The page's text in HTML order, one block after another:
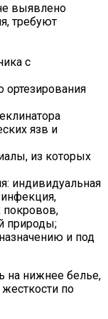
выявлено
требуют
с
ортезирования
язв и
из которых
индивидуальная
природы;
и под
на нижнее белье,
по